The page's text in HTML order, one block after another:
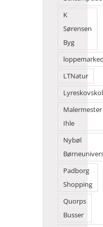
K
Sørensen
Byg
LTNatur
Malermester
Ihle
Nybøl
Padborg
Shopping
Quorps
Busser